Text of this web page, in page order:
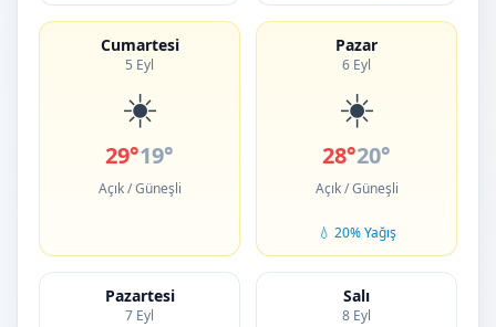
Cumartesi
5 Eyl
☀️
29°19°
Açık / Güneşli
Pazar
6 Eyl
☀️
28°20°
Açık / Güneşli
💧 20% Yağış
Pazartesi
7 Eyl
Salı
8 Eyl